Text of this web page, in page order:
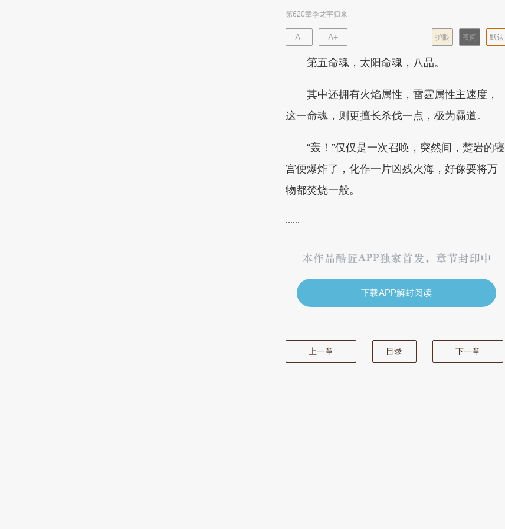
第620章季龙宇归来
A- A+ 默认
夜间
护眼
第五命魂，太阳命魂，八品。
其中还拥有火焰属性，雷霆属性主速度，
这一命魂，则更擅长杀伐一点，极为霸道。
“轰！”仅仅是一次召唤，突然间，楚岩的寝
宫便爆炸了，化作一片凶残火海，好像要将万
物都焚烧一般。
下载APP解封阅读
上一章 目录 下一章